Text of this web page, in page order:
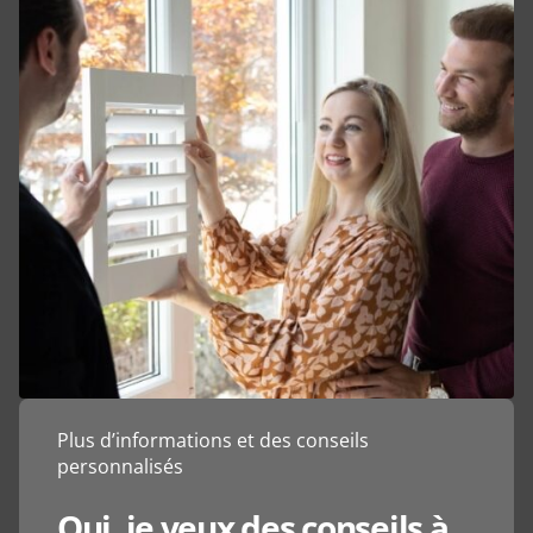
Plus d’informations et des conseils
personnalisés